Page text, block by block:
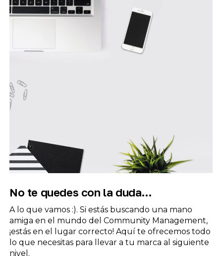
No te quedes con la duda…
A lo que vamos :). Si estás buscando una mano
amiga en el mundo del Community Management,
¡estás en el lugar correcto! Aquí te ofrecemos todo
lo que necesitas para llevar a tu marca al siguiente
nivel.